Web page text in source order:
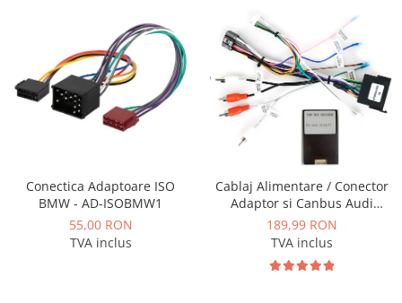
Conectică Opel
Conectică Skoda
Conectică Chevrolet
Conectică Suzuki
Conectica Adaptoare ISO
BMW - AD-ISOBMW1
55,00 RON
TVA inclus
Cablaj Alimentare / Conector
Adaptor si Canbus Audi
A3/A4/A6/TT pentru navigatii
Android - AD-BGCAUDI5AE4I
189,99 RON
TVA inclus